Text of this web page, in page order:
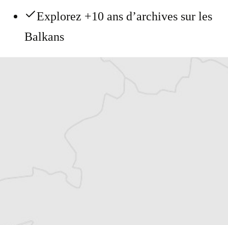
Explorez +10 ans d’archives sur les
Balkans